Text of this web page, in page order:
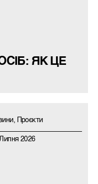
ЯК ЦЕ
Проєкти
2026